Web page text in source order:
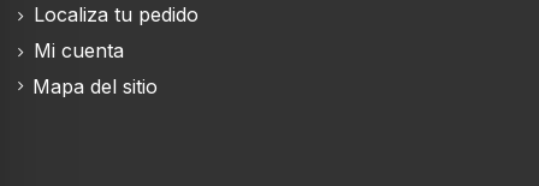
Localiza tu pedido
Mi cuenta
Mapa del sitio